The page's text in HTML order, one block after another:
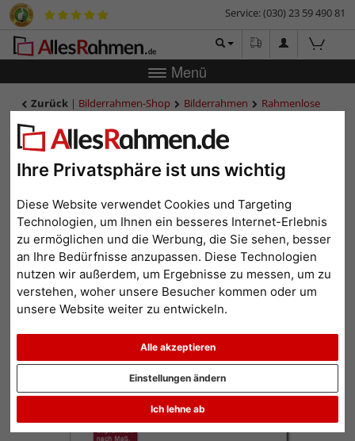
Ihre Privatsphäre ist uns wichtig
Diese Website verwendet Cookies und Targeting
Technologien, um Ihnen ein besseres Internet-Erlebnis
zu ermöglichen und die Werbung, die Sie sehen, besser
an Ihre Bedürfnisse anzupassen. Diese Technologien
nutzen wir außerdem, um Ergebnisse zu messen, um zu
verstehen, woher unsere Besucher kommen oder um
unsere Website weiter zu entwickeln.
Alle akzeptieren
Ich lehne ab
Einstellungen ändern
Service: (030) 23 59 490 81
Menü
Zurück | Bilderrahmen-Shop Bilderrahmen
Rahmenlose
Cliprahmen -
Maßanfertigung bis 100x160